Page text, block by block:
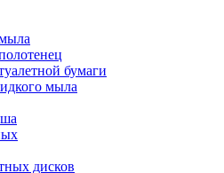
бумаги
мыла
дисков